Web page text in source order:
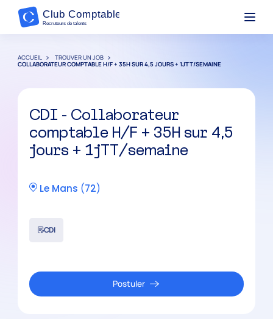
ACCUEIL
TROUVER UN JOB
COLLABORATEUR COMPTABLE H/F + 35H SUR 4,5 JOURS + 1JTT/SEMAINE
CDI - Collaborateur
comptable H/F + 35H sur 4,5
jours + 1jTT/semaine
Le Mans (72)
CDI
Postuler